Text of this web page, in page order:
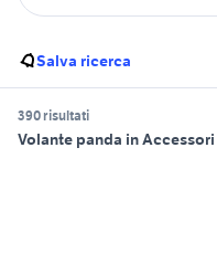
Salva ricerca
390 risultati
Volante panda in